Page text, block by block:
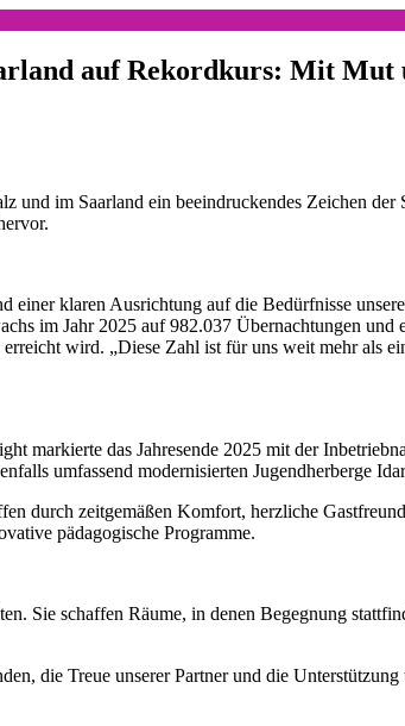
auf Rekordkurs: Mit
im Saarland ein beeindruckendes Zeichen
klaren Ausrichtung auf die Bedürfnisse
im Jahr 2025 auf 982.037 Übernachtungen
wird. „Diese Zahl ist für uns weit mehr als
markierte das Jahresende 2025 mit der
umfassend modernisierten Jugendherberge
durch zeitgemäßen Komfort, herzliche
pädagogische Programme.
Sie schaffen Räume, in denen Begegnung
die Treue unserer Partner und die